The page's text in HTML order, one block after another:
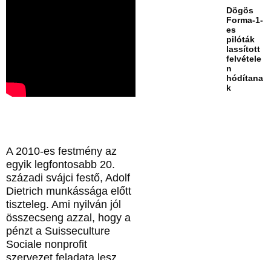
A 2010-es festmény az
egyik legfontosabb 20.
századi svájci festő, Adolf
Dietrich munkássága előtt
tiszteleg. Ami nyilván jól
összecseng azzal, hogy a
pénzt a Suisseculture
Sociale nonprofit
Dögös
Forma-1-
es
pilóták
lassított
felvétele
n
hódítana
k